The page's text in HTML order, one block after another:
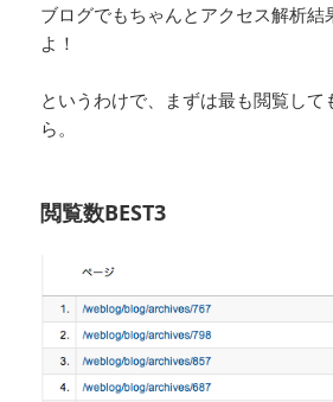
ブログでもちゃんとアクセス解析結
よ！
というわけで、まずは最も閲覧して
ら。
閲覧数BEST3